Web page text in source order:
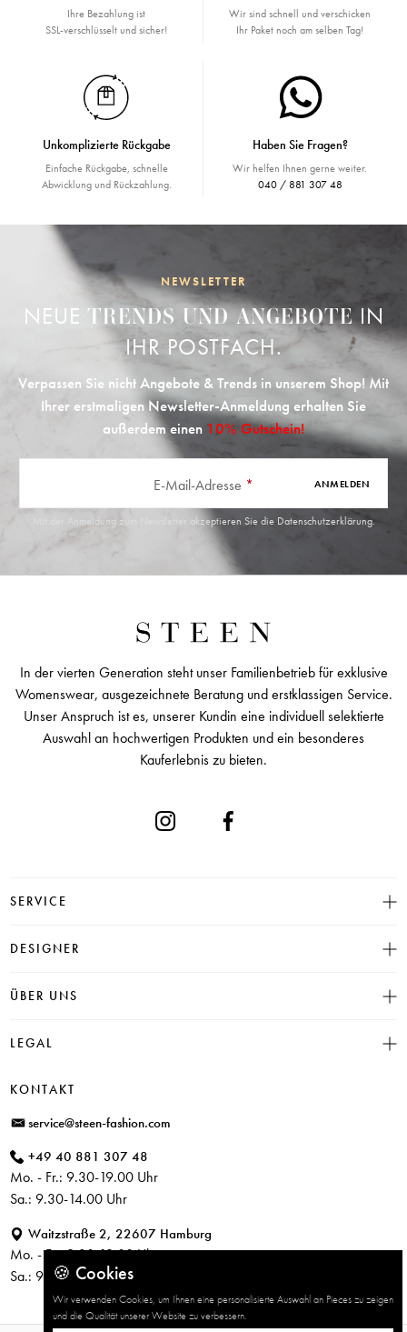
Ihre Bezahlung ist
SSL-verschlüsselt und sicher!
Wir sind schnell und verschicken
Ihr Paket noch am selben Tag!
Unkomplizierte Rückgabe
Einfache Rückgabe, schnelle
Abwicklung und Rückzahlung.
Haben Sie Fragen?
Wir helfen Ihnen gerne weiter.
040 / 881 307 48
NEWSLETTER
NEUE TRENDS UND ANGEBOTEIN
IHR POSTFACH.
Verpassen Sie nicht Angebote & Trends in unserem Shop! Mit
Ihrer erstmaligen Newsletter-Anmeldung erhalten Sie
außerdem einen 10% Gutschein!
E-Mail-Adresse * ANMELDEN
Mit der Anmeldung zum Newsletter akzeptieren Sie die Datenschutzerklärung.
In der vierten Generation steht unser Familienbetrieb für exklusive
Womenswear, ausgezeichnete Beratung und erstklassigen Service.
Unser Anspruch ist es, unserer Kundin eine individuell selektierte
Auswahl an hochwertigen Produkten und ein besonderes
Kauferlebnis zu bieten.
SERVICE
Größentabelle
Häufige Fragen
Rücksendung
DESIGNER
INSIEME
JUVIA
CANDICE COOPER
+ Mehr Designer
ÜBER UNS
Historie
LEGAL
Impressum
KONTAKT
service@steen-fashion.com
+49 40 881 307 48
Mo. - Fr.: 9.30-19.00 Uhr
Sa.: 9.30-14.00 Uhr
Waitzstraße 2, 22607 Hamburg
Mo. - Fr.: 9.30-19.00 Uhr
Sa.: 9.30-14.00 Uhr
🍪 Cookies
Wir verwenden Cookies, um Ihnen eine personalisierte Auswahl an Pieces zu zeigen
und die Qualität unserer Website zu verbessern.